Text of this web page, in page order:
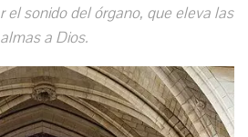
el sonido del órgano, que eleva las
almas a Dios.